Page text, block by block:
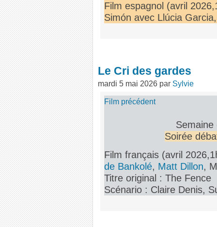
Film espagnol (avril
Simón avec Llúcia
Le Cri des gardes
mardi 5 mai 2026 par Sylvie
Film précédent
Semaine
Soirée
Film français (avril
de Bankolé, Matt Dillon,
Titre original : The Fence
Scénario : Claire Denis,